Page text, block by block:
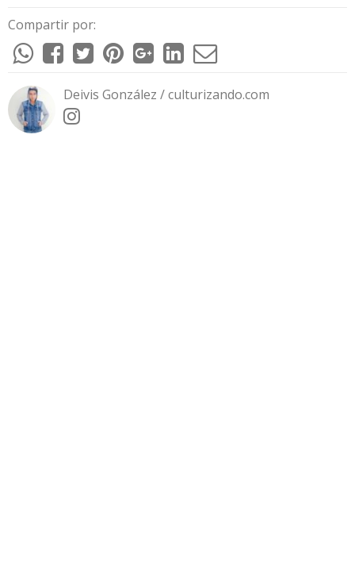
Compartir por:
Deivis González / culturizando.com